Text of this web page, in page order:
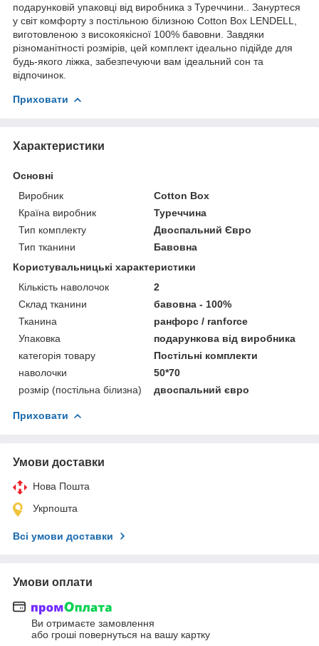
подарунковій упаковці від виробника з Туреччини.. Зануртеся
у світ комфорту з постільною білизною Cotton Box LENDELL,
виготовленою з високоякісної 100% бавовни. Завдяки
різноманітності розмірів, цей комплект ідеально підійде для
будь-якого ліжка, забезпечуючи вам ідеальний сон та
відпочинок.
Приховати
Характеристики
Основні
Виробник
Cotton Box
Країна виробник
Туреччина
Тип комплекту
Двоспальний Євро
Тип тканини
Бавовна
Користувальницькі характеристики
Кількість наволочок
2
Склад тканини
бавовна - 100%
Тканина
ранфорс / ranforce
Упаковка
подарункова від виробника
категорія товару
Постільні комплекти
наволочки
50*70
розмір (постільна білизна)
двоспальний євро
Приховати
Умови доставки
Нова Пошта
Укрпошта
Всі умови доставки
Умови оплати
Ви отримаєте замовлення
або гроші повернуться на вашу картку